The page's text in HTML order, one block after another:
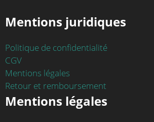
Mentions juridiques
Politique de confidentialité
CGV
Mentions légales
Retour et remboursement
Mentions légales